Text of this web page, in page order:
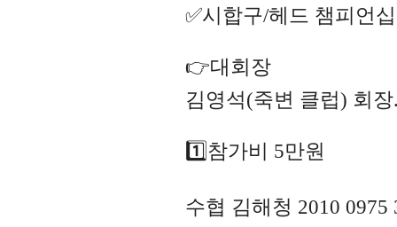
✅시합구/헤드 챔피언십
👉대회장
김영석(죽변 클럽) 회
1️⃣참가비 5만원
수협 김해청 2010 0975